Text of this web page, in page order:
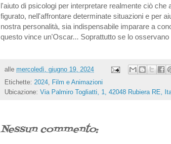
l'aiuto di psicologi per interpretare realmente ciò
figurato, nell'affrontare determinate situazioni e per
nostra personalità, sia indispensabile imparare a
questo vince un'Oscar... Soprattutto se lo osservano
alle mercoledì, giugno 19, 2024
Etichette: 2024, Film e Animazioni
Ubicazione: Via Palmiro Togliatti, 1, 42048 Rubiera RE,
Nessun commento: